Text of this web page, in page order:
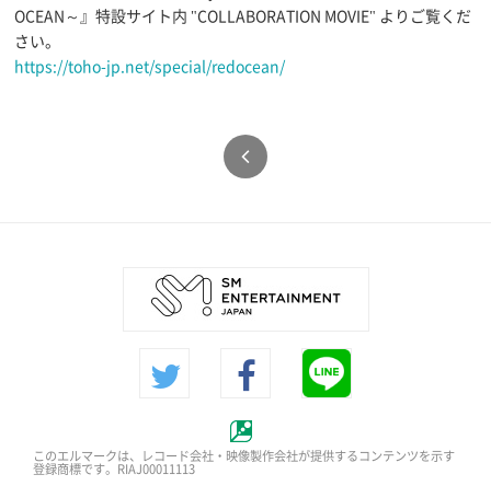
OCEAN～』特設サイト内 "COLLABORATION MOVIE" よりご覧くだ
さい。
https://toho-jp.net/special/redocean/
このエルマークは、レコード会社・映像製作会社が提供するコンテンツを示す
登録商標です。RIAJ00011113